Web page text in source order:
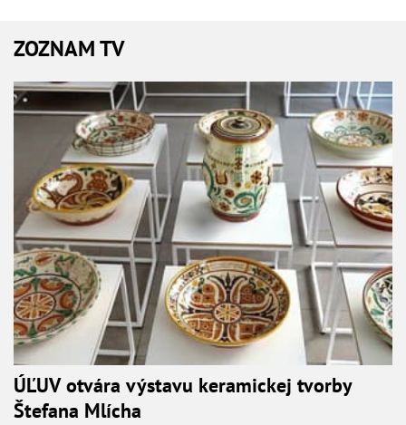
ZOZNAM TV
ÚĽUV otvára výstavu keramickej tvorby
Štefana Mlícha